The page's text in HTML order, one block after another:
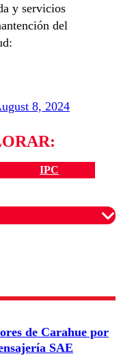
y servicios
del
8, 2024
IPC
garantizar un
de Carahue por
SAE